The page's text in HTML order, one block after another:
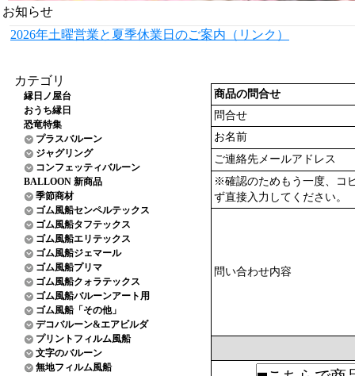
お知らせ
2026年土曜営業と夏季休業日のご案内（リンク）
カテゴリ
縁日ノ屋台
おうち縁日
恐竜特集
プラスバルーン
ジャグリング
コンフェッティバルーン
BALLOON 新商品
季節商材
ゴム風船センペルテックス
ゴム風船タフテックス
ゴム風船エリテックス
ゴム風船ジェマール
ゴム風船プリマ
ゴム風船クォラテックス
ゴム風船バルーンアート用
ゴム風船「その他」
デコバルーン&エアビルダ
プリントフィルム風船
文字のバルーン
無地フィルム風船
商品の問合せ
問合せ
お名前
ご連絡先メールアドレス
※確認のためもう一度、コ
ず直接入力してください。
問い合わせ内容